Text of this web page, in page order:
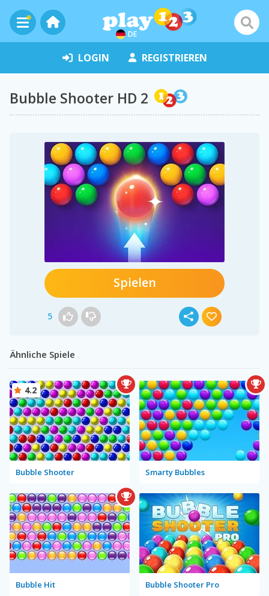
DE
LOGIN REGISTRIEREN
Bubble Shooter HD 2
Spielen
5
Ähnliche Spiele
Bubble Shooter
4.2
Smarty Bubbles
Bubble Hit Bubble Shooter Pro